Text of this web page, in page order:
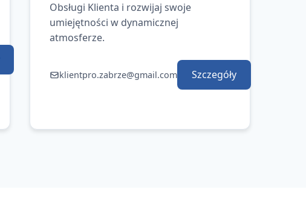
Obsługi Klienta i rozwijaj swoje
umiejętności w dynamicznej
atmosferze.
klientpro.zabrze@gmail.com Szczegóły